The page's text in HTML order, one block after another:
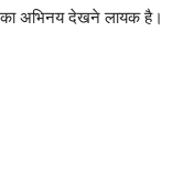
का अभिनय देखने लायक है।